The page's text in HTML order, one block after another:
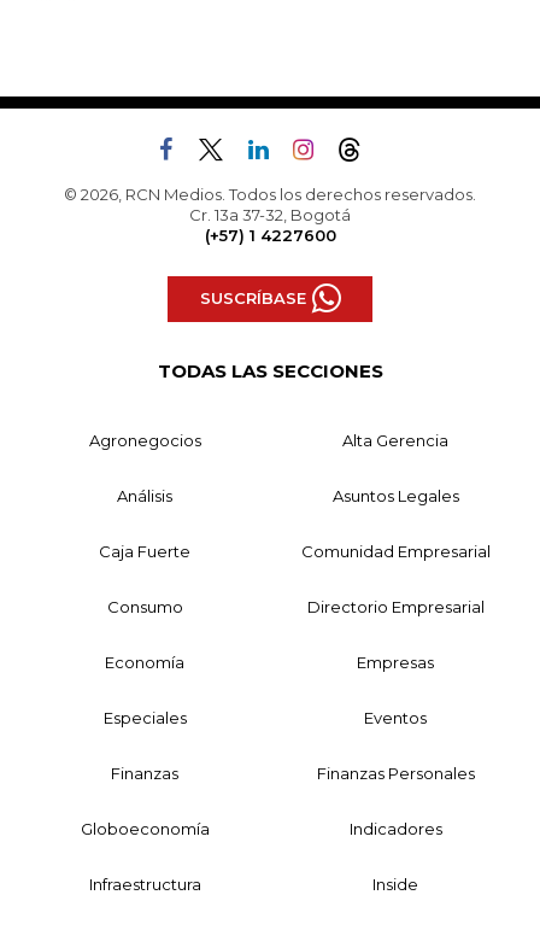
© 2026, RCN Medios. Todos los derechos reservados.
Cr. 13a 37-32, Bogotá
(+57) 1 4227600
SUSCRÍBASE
TODAS LAS SECCIONES
Agronegocios Alta Gerencia
Análisis Asuntos Legales
Caja Fuerte Comunidad Empresarial
Consumo Directorio Empresarial
Economía Empresas
Especiales Eventos
Finanzas Finanzas Personales
Globoeconomía Indicadores
Infraestructura Inside